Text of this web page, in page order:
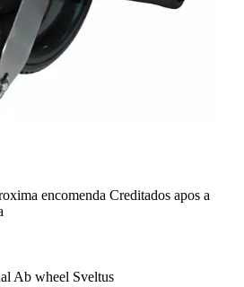
encomenda Creditados apos a
Ab wheel Sveltus